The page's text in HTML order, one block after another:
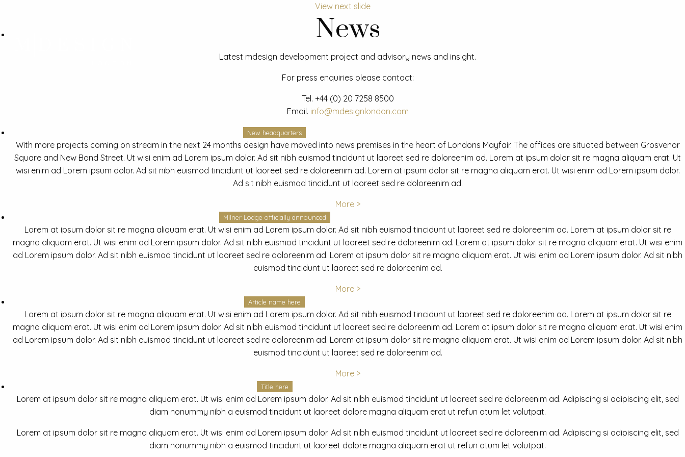
View next slide
News
Latest mdesign development project and advisory news and insight.
For press enquiries please contact:
Tel. +44 (0) 20 7258 8500
Email. info@mdesignlondon.com
New headquarters
With more projects coming on stream in the next 24 months design have moved into news premises in the heart of Londons Mayfair. The offices are situated between Grosvenor
Square and New Bond Street. Ut wisi enim ad Lorem ipsum dolor. Ad sit nibh euismod tincidunt ut laoreet sed re doloreenim ad. Lorem at ipsum dolor sit re magna aliquam erat. Ut
wisi enim ad Lorem ipsum dolor. Ad sit nibh euismod tincidunt ut laoreet sed re doloreenim ad. Lorem at ipsum dolor sit re magna aliquam erat. Ut wisi enim ad Lorem ipsum dolor.
Ad sit nibh euismod tincidunt ut laoreet sed re doloreenim ad.
More >
Milner Lodge officially announced
Lorem at ipsum dolor sit re magna aliquam erat. Ut wisi enim ad Lorem ipsum dolor. Ad sit nibh euismod tincidunt ut laoreet sed re doloreenim ad. Lorem at ipsum dolor sit re
magna aliquam erat. Ut wisi enim ad Lorem ipsum dolor. Ad sit nibh euismod tincidunt ut laoreet sed re doloreenim ad. Lorem at ipsum dolor sit re magna aliquam erat. Ut wisi enim
ad Lorem ipsum dolor. Ad sit nibh euismod tincidunt ut laoreet sed re doloreenim ad. Lorem at ipsum dolor sit re magna aliquam erat. Ut wisi enim ad Lorem ipsum dolor. Ad sit nibh
euismod tincidunt ut laoreet sed re doloreenim ad.
More >
Article name here
Lorem at ipsum dolor sit re magna aliquam erat. Ut wisi enim ad Lorem ipsum dolor. Ad sit nibh euismod tincidunt ut laoreet sed re doloreenim ad. Lorem at ipsum dolor sit re
magna aliquam erat. Ut wisi enim ad Lorem ipsum dolor. Ad sit nibh euismod tincidunt ut laoreet sed re doloreenim ad. Lorem at ipsum dolor sit re magna aliquam erat. Ut wisi enim
ad Lorem ipsum dolor. Ad sit nibh euismod tincidunt ut laoreet sed re doloreenim ad. Lorem at ipsum dolor sit re magna aliquam erat. Ut wisi enim ad Lorem ipsum dolor. Ad sit nibh
euismod tincidunt ut laoreet sed re doloreenim ad.
More >
Title here
Lorem at ipsum dolor sit re magna aliquam erat. Ut wisi enim ad Lorem ipsum dolor. Ad sit nibh euismod tincidunt ut laoreet sed re doloreenim ad. Adipiscing si adipiscing elit, sed
diam nonummy nibh a euismod tincidunt ut laoreet dolore magna aliquam erat ut refun atum let volutpat.
Lorem at ipsum dolor sit re magna aliquam erat. Ut wisi enim ad Lorem ipsum dolor. Ad sit nibh euismod tincidunt ut laoreet sed re doloreenim ad. Adipiscing si adipiscing elit, sed
diam nonummy nibh a euismod tincidunt ut laoreet dolore magna aliquam erat ut refun atum let volutpat.